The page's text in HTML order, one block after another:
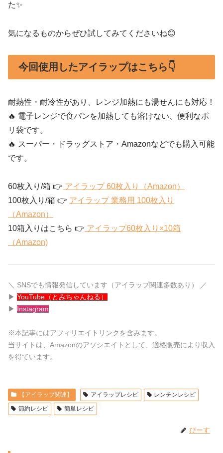
た✨
気になるものからぜひ試してみてくださいね😊
今回使用したアイラップはこちら👇
耐熱性・耐冷性があり、レンジ加熱にも湯せんにも対応！
🔥 電子レンジで食パンを加熱しても溶けない、便利なポ
リ袋です。
🔥 スーパー・ドラッグストア・Amazonなどでも購入可能
です。
60枚入り/箱 👉 アイラップ 60枚入り（Amazon）
100枚入り/箱 👉 アイラップ 業務用 100枚入り
（Amazon）
10箱入りはこちら 👉 アイラップ60枚入り×10箱
（Amazon)
＼ SNSでも情報発信しています（アイラップ関連多数あり） ／
▶︎ YouTube（とみちゃんねる）
▶︎
Instagram
※本記事にはアフィリエイトリンクを含みます。
当サイトは、Amazonのアソシエイトとして、適格販売により収入
を得ています。
【アイラップ関連】 アイラップレシピ
レンチンレシピ
節約レシピ
簡単レシピ
ぴーす